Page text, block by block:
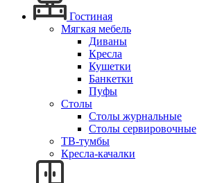
Гостиная
Мягкая мебель
Диваны
Кресла
Кушетки
Банкетки
Пуфы
Столы
Столы журнальные
Столы сервировочные
ТВ-тумбы
Кресла-качалки